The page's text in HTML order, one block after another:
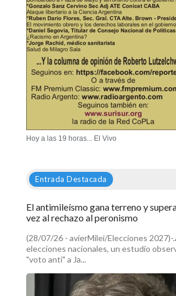
Hoy a las 19 horas... El Vivo
Entrada Destacada
El antimileísmo gana terreno y
vez al rechazo al peronismo
(28/07/26 - avierMilei/Elecciones 2027)-
elecciones nacionales, un estudio
"voto anti" a Ja...